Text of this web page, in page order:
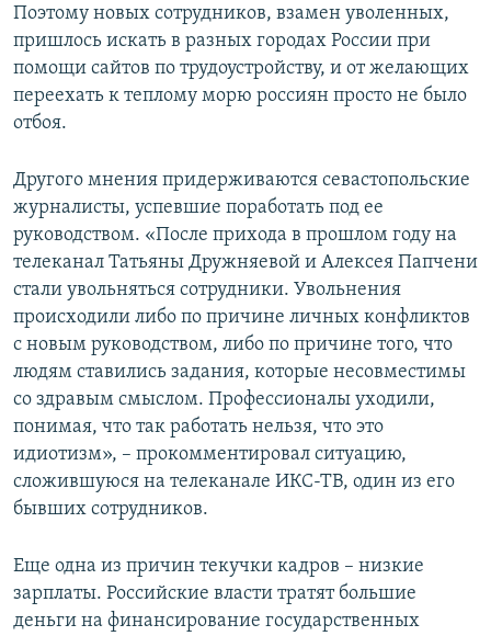
Поэтому новых сотрудников, взамен уволенных,
пришлось искать в разных городах России при
помощи сайтов по трудоустройству, и от желающих
переехать к теплому морю россиян просто не было
отбоя.
Другого мнения придерживаются севастопольские
журналисты, успевшие поработать под ее
руководством. «После прихода в прошлом году на
телеканал Татьяны Дружняевой и Алексея Папчени
стали увольняться сотрудники. Увольнения
происходили либо по причине личных конфликтов
с новым руководством, либо по причине того, что
людям ставились задания, которые несовместимы
со здравым смыслом. Профессионалы уходили,
понимая, что так работать нельзя, что это
идиотизм», – прокомментировал ситуацию,
сложившуюся на телеканале ИКС-ТВ, один из его
бывших сотрудников.
Еще одна из причин текучки кадров – низкие
зарплаты. Российские власти тратят большие
деньги на финансирование государственных